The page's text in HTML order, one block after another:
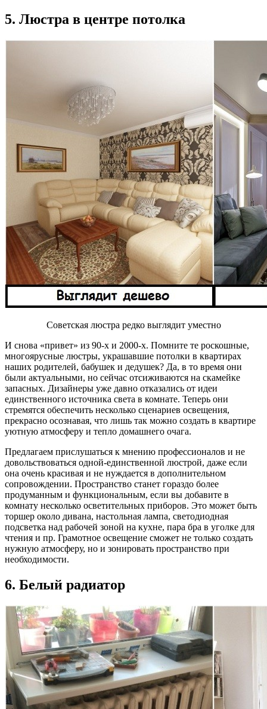
5. Люстра в центре потолка
Советская люстра редко выглядит уместно
И снова «привет» из 90-х и 2000-х. Помните те роскошные,
многоярусные люстры, украшавшие потолки в квартирах
наших родителей, бабушек и дедушек? Да, в то время они
были актуальными, но сейчас отсиживаются на скамейке
запасных. Дизайнеры уже давно отказались от идеи
единственного источника света в комнате. Теперь они
стремятся обеспечить несколько сценариев освещения,
прекрасно осознавая, что лишь так можно создать в квартире
уютную атмосферу и тепло домашнего очага.
Предлагаем прислушаться к мнению профессионалов и не
довольствоваться одной-единственной люстрой, даже если
она очень красивая и не нуждается в дополнительном
сопровождении. Пространство станет гораздо более
продуманным и функциональным, если вы добавите в
комнату несколько осветительных приборов. Это может быть
торшер около дивана, настольная лампа, светодиодная
подсветка над рабочей зоной на кухне, пара бра в уголке для
чтения и пр. Грамотное освещение сможет не только создать
нужную атмосферу, но и зонировать пространство при
необходимости.
6. Белый радиатор